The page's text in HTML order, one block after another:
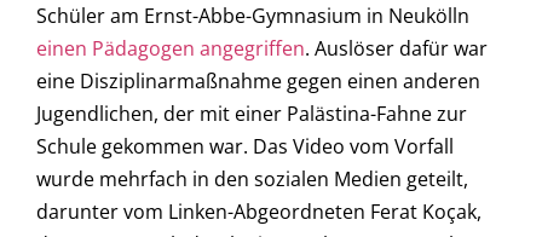
Schüler am Ernst-Abbe-Gymnasium in Neukölln
einen Pädagogen angegriffen. Auslöser dafür war
eine Disziplinarmaßnahme gegen einen anderen
Jugendlichen, der mit einer Palästina-Fahne zur
Schule gekommen war. Das Video vom Vorfall
wurde mehrfach in den sozialen Medien geteilt,
darunter vom Linken-Abgeordneten Ferat Koçak,